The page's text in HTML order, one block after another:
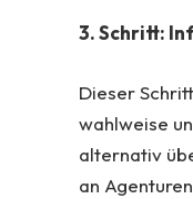
3. Schritt:
Dieser
wahlweise
alternativ
an